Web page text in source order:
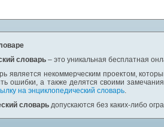
словарь – это уникальная бесплатная
является некоммерческим проектом,
ошибки, а также делятся своими
на энциклопедический словарь.
словарь допускаются без каких-либо